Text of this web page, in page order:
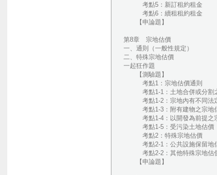
考點5：新訂租約租金
考點6：續租租約租金
【申論題】
第8章 宗地估價
一、通則（一般性規定）
二、特殊宗地估價
一起狂作題
【測驗題】
考點1：宗地估價通則
考點1-1：土地合併或分割
考點1-2：宗地內有不同法
考點1-3：附有建物之宗地
考點1-4：以開發為前提之
考點1-5：受污染土地估價
考點2：特殊宗地估價
考點2-1：公共設施保留地
考點2-2：其他特殊宗地估
【申論題】